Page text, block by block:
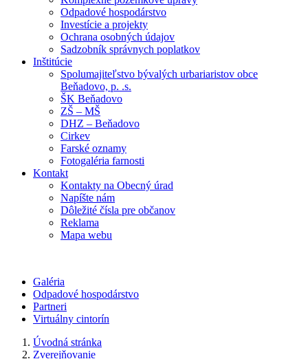
Odpadové hospodárstvo
Investície a projekty
Ochrana osobných údajov
Sadzobník správnych poplatkov
Inštitúcie
Spolumajiteľstvo bývalých urbariaristov obce
Beňadovo, p. .s.
ŠK Beňadovo
ZŠ – MŠ
DHZ – Beňadovo
Cirkev
Farské oznamy
Fotogaléria farnosti
Kontakt
Kontakty na Obecný úrad
Napíšte nám
Dôležité čísla pre občanov
Reklama
Mapa webu
Galéria
Odpadové hospodárstvo
Partneri
Virtuálny cintorín
Úvodná stránka
Zverejňovanie